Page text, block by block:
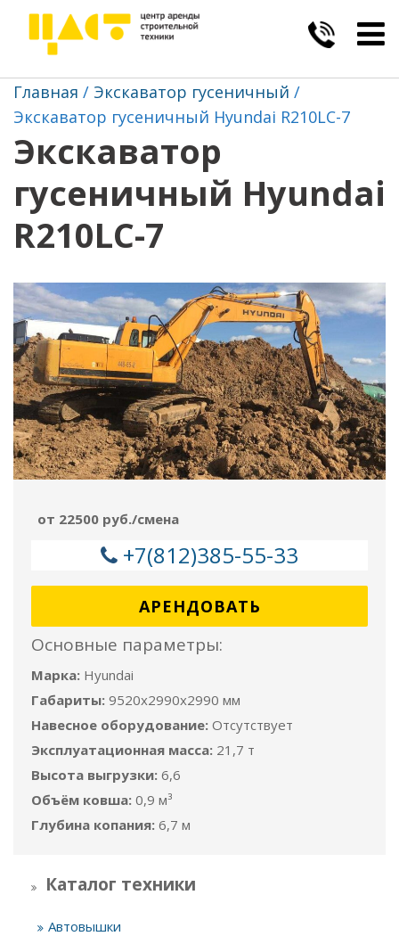
Главная
Экскаватор гусеничный
Экскаватор гусеничный Hyundai R210LC-7
Экскаватор
гусеничный Hyundai
R210LC-7
от 22500 руб./смена
+7(812)385-55-33
АРЕНДОВАТЬ
Основные параметры:
Марка: Hyundai
Габариты: 9520x2990x2990 мм
Навесное оборудование: Отсутствует
Эксплуатационная масса: 21,7 т
Высота выгрузки: 6,6
Объём ковша: 0,9 м³
Глубина копания: 6,7 м
Каталог техники
Автовышки